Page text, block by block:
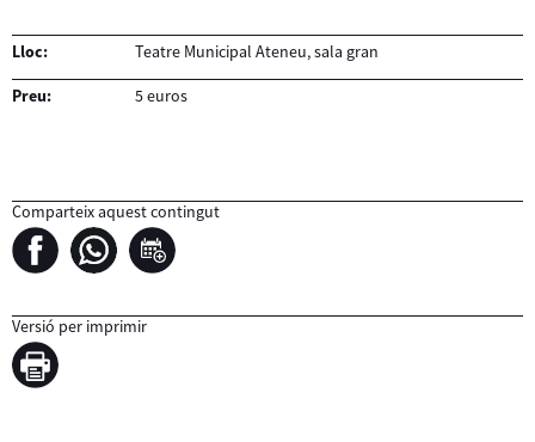
Lloc: Teatre Municipal Ateneu, sala gran
Preu: 5 euros
Comparteix aquest contingut
Versió per imprimir